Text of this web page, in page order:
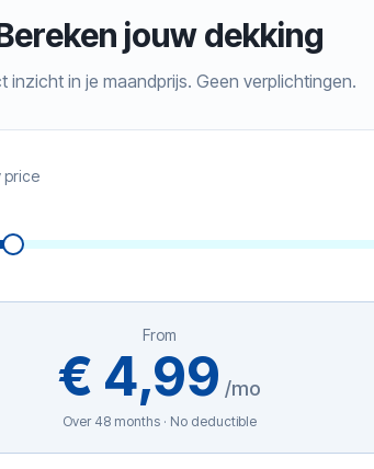
jouw dekking
inzicht in je maandprijs. Geen verplichtingen.
price
From
€ 4,99 /mo
Over 48 months · No deductible